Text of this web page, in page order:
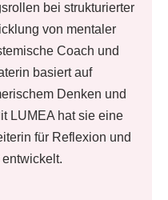
bei strukturierter
von mentaler
Coach und
basiert auf
Denken und
LUMEA hat sie eine
für Reflexion und